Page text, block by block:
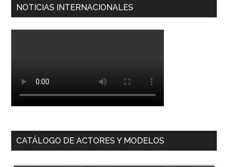
NOTICIAS INTERNACIONALES
CATÁLOGO DE ACTORES Y MODELOS